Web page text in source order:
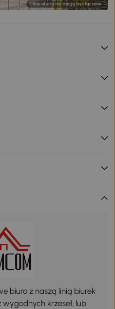
biuro z naszą linią biurek
krzeseł, lub